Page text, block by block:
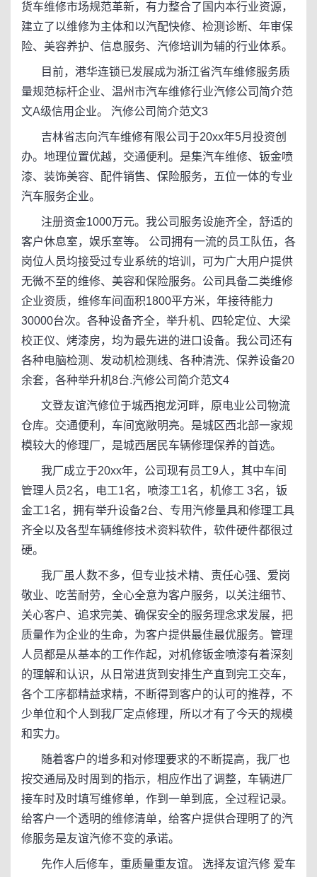
货车维修市场规范革新，有力整合了国内本行业资源，
建立了以维修为主体和以汽配快修、检测诊断、年审保
险、美容养护、信息服务、汽修培训为辅的行业体系。
目前，港华连锁已发展成为浙江省汽车维修服务质
量规范标杆企业、温州市汽车维修行业汽修公司简介范
文A级信用企业。 汽修公司简介范文3
吉林省志向汽车维修有限公司于20xx年5月投资创
办。地理位置优越，交通便利。是集汽车维修、钣金喷
漆、装饰美容、配件销售、保险服务，五位一体的专业
汽车服务企业。
注册资金1000万元。我公司服务设施齐全，舒适的
客户休息室，娱乐室等。 公司拥有一流的员工队伍，各
岗位人员均接受过专业系统的培训，可为广大用户提供
无微不至的维修、美容和保险服务。公司具备二类维修
企业资质，维修车间面积1800平方米，年接待能力
30000台次。各种设备齐全，举升机、四轮定位、大梁
校正仪、烤漆房，均为最先进的进口设备。我公司还有
各种电脑检测、发动机检测线、各种清洗、保养设备20
余套，各种举升机8台.汽修公司简介范文4
文登友谊汽修位于城西抱龙河畔，原电业公司物流
仓库。交通便利，车间宽敞明亮。是城区西北部一家规
模较大的修理厂，是城西居民车辆修理保养的首选。
我厂成立于20xx年，公司现有员工9人，其中车间
管理人员2名，电工1名，喷漆工1名，机修工 3名，钣
金工1名，拥有举升设备2台、专用汽修量具和修理工具
齐全以及各型车辆维修技术资料软件，软件硬件都很过
硬。
我厂虽人数不多，但专业技术精、责任心强、爱岗
敬业、吃苦耐劳，全心全意为客户服务，以关注细节、
关心客户、追求完美、确保安全的服务理念求发展，把
质量作为企业的生命，为客户提供最佳最优服务。管理
人员都是从基本的工作作起，对机修钣金喷漆有着深刻
的理解和认识，从日常进货到安排生产直到完工交车，
各个工序都精益求精，不断得到客户的认可的推荐，不
少单位和个人到我厂定点修理，所以才有了今天的规模
和实力。
随着客户的增多和对修理要求的不断提高，我厂也
按交通局及时周到的指示，相应作出了调整，车辆进厂
接车时及时填写维修单，作到一单到底，全过程记录。
给客户一个透明的维修清单，给客户提供合理明了的汽
修服务是友谊汽修不变的承诺。
先作人后修车，重质量重友谊。 选择友谊汽修 爱车